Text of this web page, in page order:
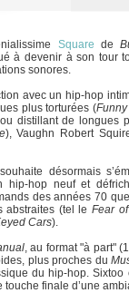
Square de
à devenir à son tour
sonores.
avec un hip-hop
plus torturées (
distillant de longues
), Vaughn Robert
désormais
hop neuf et
des années 70
abstraites (tel le Fear
Cars).
, au format "à part"
plus proches du
du hip-hop.
finale d’une